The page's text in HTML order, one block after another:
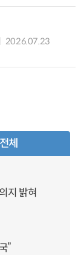
2026.07.23
전체
지 밝혀
”